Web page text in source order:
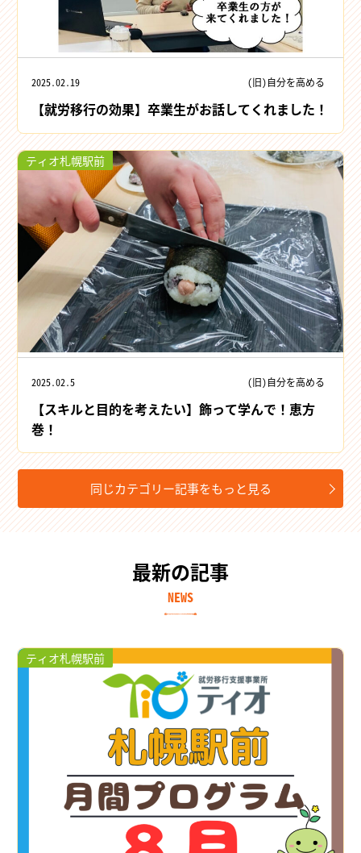
2025.02.19 (旧)自分を高める
【就労移行の効果】卒業生がお話してくれました！
ティオ札幌駅前
2025.02.5 (旧)自分を高める
【スキルと目的を考えたい】飾って学んで！恵方
巻！
同じカテゴリー記事をもっと見る
最新の記事
NEWS
ティオ札幌駅前